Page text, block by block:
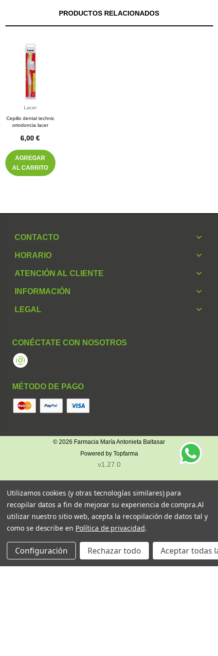
PRODUCTOS RELACIONADOS
Lacer
Cepillo dental technic
ortodoncia lacer
6,00 €
AGREGAR
AL CARRITO
CONTACTO
HORARIO
ATENCIÓN AL CLIENTE
INFORMACIÓN
LEGAL
CONÉCTATE CON NOSOTROS
Instagram
MÉTODO DE PAGO
© 2026 Farmacia María Antonieta Baltasar
Powered by Topfarma
v1.27.0
Utilizamos cookies (y otras tecnologías similares) para
recopilar datos a fin de mejorar su experiencia de compra.Al
utilizar nuestro sitio web, acepta la recopilación de datos tal y
como se describe en Política de privacidad.
Configuración Rechazar todo Aceptar todas